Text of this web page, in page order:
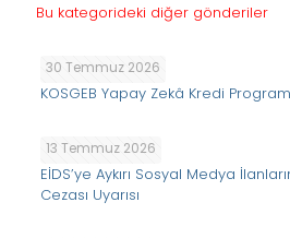
Bu kategorideki diğer gönderiler
30 Temmuz 2026
KOSGEB Yapay Zekâ Kredi
13 Temmuz 2026
EİDS’ye Aykırı Sosyal Medya
Cezası Uyarısı